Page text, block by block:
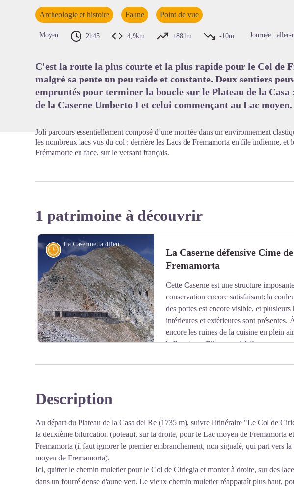
Archeologie et histoire Faune Point de vue
Moyen 2h45 4,9km +881m -10m Journée : aller-
C'est la route la plus courte et la plus rapide pour le Col de
malgré sa pente un peu raide et constante. Deux sentiers
empruntés pour terminer la boucle sur le Plateau de la
de la Caserne Umberto I et celui commençant au Lac moyen.
Joli parcours essentiellement composé d’une montée dans un environnement
les nombreux lacs vus du col : derrière les Lacs de Fremamorta en file indienne, et
Frémamorte en face, sur le versant français.
1 patrimoine à découvrir
La Casermetta difensiva Colle Fremamorta e la Cima di Fremamorta - Roberto Pockaj
Voir l'image en plein écran
Histoire et sentier historique
La Caserne défensive Cime de
Fremamorta
Cette Caserne est une structure
conservation encore satisfaisant: la
des portes est encore visible, et plusieurs
intérieures et extérieures sont présentes.
encore les ruines de la cuisine en plein
belle saison. Elle pouvait héberger une
défensives
Description
Au départ du Plateau de la Casa del Re (1735 m), suivre l'itinéraire "Le Col de
la deuxième bifurcation (poteau), sur la droite, pour le Lac moyen de Fremamorta
Fremamorta (il faut ignorer le premier embranchement, non signalé, qui part vers
moyen de Fremamorta).
Ici, quitter le chemin muletier pour le Col de Ciriegia et monter à droite, sur des
dans un fourré dense d'aune vert. Le vieux chemin muletier réapparaît plus haut,